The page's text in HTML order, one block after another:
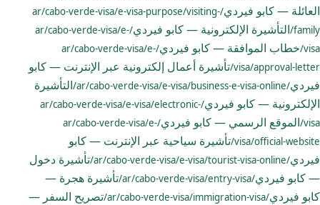
العائلة — كابو فيردي /ar/cabo-verde-visa/e-visa-purpose/visiting-
family/ التأشيرة الإلكترونية — كابو فيردي /ar/cabo-verde-visa/e-
visa/ خطاب الموافقة — كابو فيردي /ar/cabo-verde-visa/e-
visa/approval-letter/ تأشيرة أعمال إلكترونية عبر الإنترنت — كابو
فيردي/ar/cabo-verde-visa/e-visa/business-e-visa-online/
التأشيرة
الإلكترونية — كابو فيردي /ar/cabo-verde-visa/e-visa/electronic-
visa/ الموقع الرسمي — كابو فيردي /ar/cabo-verde-visa/e-
visa/official-website/ تأشيرة سياحية عبر الإنترنت — كابو
فيردي/ar/cabo-verde-visa/e-visa/tourist-visa-online/
تأشيرة دخول
— كابو فيردي/ar/cabo-verde-visa/entry-visa/
تأشيرة هجرة —
كابو فيردي/ar/cabo-verde-visa/immigration-visa/
تصريح السفر —